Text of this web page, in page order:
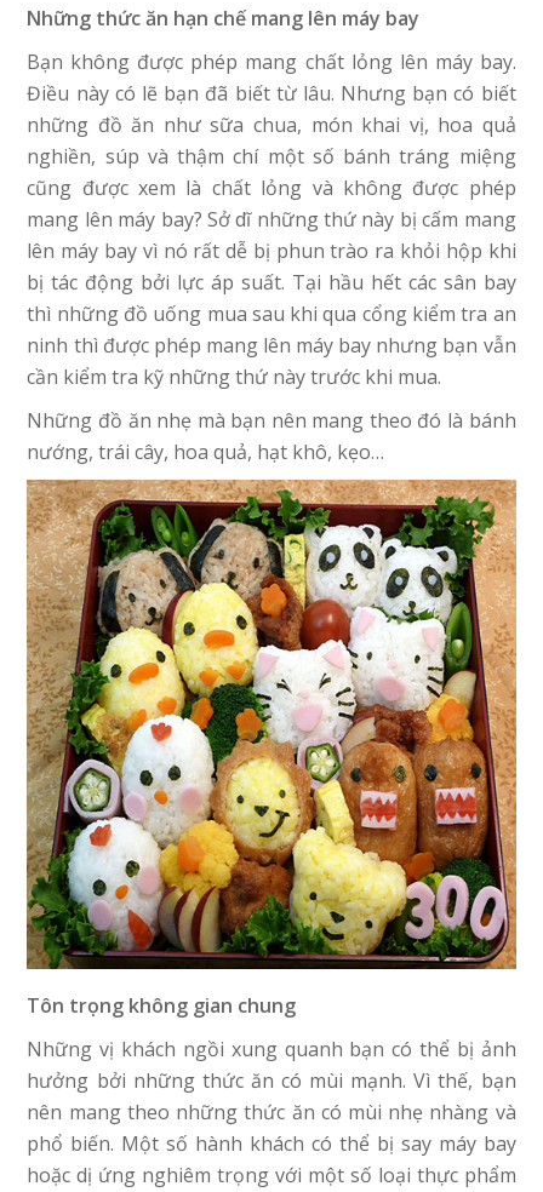
Những thức ăn hạn chế mang lên máy bay
Bạn không được phép mang chất lỏng lên máy bay.
Điều này có lẽ bạn đã biết từ lâu. Nhưng bạn có biết
những đồ ăn như sữa chua, món khai vị, hoa quả
nghiền, súp và thậm chí một số bánh tráng miệng
cũng được xem là chất lỏng và không được phép
mang lên máy bay? Sở dĩ những thứ này bị cấm mang
lên máy bay vì nó rất dễ bị phun trào ra khỏi hộp khi
bị tác động bởi lực áp suất. Tại hầu hết các sân bay
thì những đồ uống mua sau khi qua cổng kiểm tra an
ninh thì được phép mang lên máy bay nhưng bạn vẫn
cần kiểm tra kỹ những thứ này trước khi mua.
Những đồ ăn nhẹ mà bạn nên mang theo đó là bánh
nướng, trái cây, hoa quả, hạt khô, kẹo…
Tôn trọng không gian chung
Những vị khách ngồi xung quanh bạn có thể bị ảnh
hưởng bởi những thức ăn có mùi mạnh. Vì thế, bạn
nên mang theo những thức ăn có mùi nhẹ nhàng và
phổ biến. Một số hành khách có thể bị say máy bay
hoặc dị ứng nghiêm trọng với một số loại thực phẩm